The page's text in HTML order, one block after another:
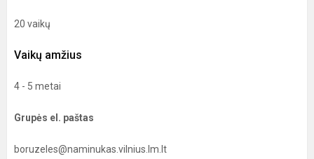
20 vaikų
Vaikų amžius
4 - 5 metai
Grupės el. paštas
boruzeles@naminukas.vilnius.lm.lt